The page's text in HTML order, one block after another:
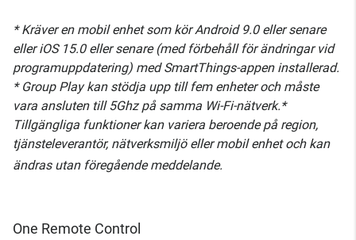
* Kräver en mobil enhet som kör Android 9.0 eller senare
eller iOS 15.0 eller senare (med förbehåll för ändringar vid
programuppdatering) med SmartThings-appen installerad.
* Group Play kan stödja upp till fem enheter och måste
vara ansluten till 5Ghz på samma Wi-Fi-nätverk.*
Tillgängliga funktioner kan variera beroende på region,
tjänsteleverantör, nätverksmiljö eller mobil enhet och kan
ändras utan föregående meddelande.
One Remote Control